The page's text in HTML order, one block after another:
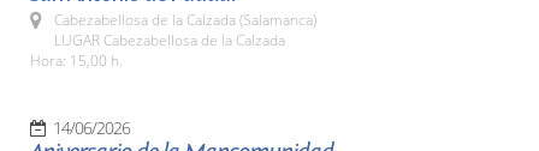
Cabezabellosa de la Calzada (Salamanca)
LUGAR Cabezabellosa de la Calzada
Hora: 15,00 h.
14/06/2026